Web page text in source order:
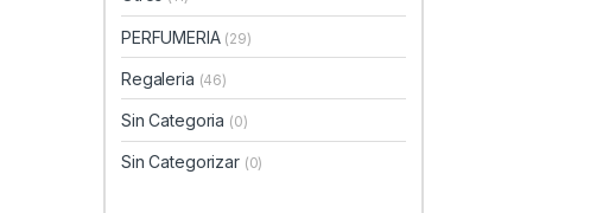
PERFUMERIA (29)
Regaleria (46)
Sin Categoria (0)
Sin Categorizar (0)